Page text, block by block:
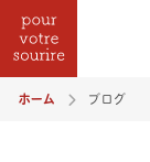
ホーム ブログ